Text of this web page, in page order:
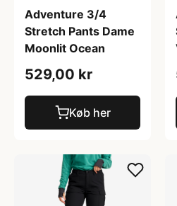
Adventure 3/4
Stretch Pants Dame
Moonlit Ocean
529,00 kr
Køb her